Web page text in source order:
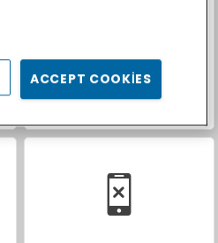
ACCEPT COOKIES